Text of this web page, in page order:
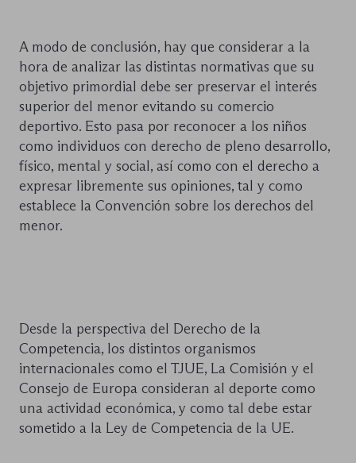
A modo de conclusión, hay que considerar a la
hora de analizar las distintas normativas que su
objetivo primordial debe ser preservar el interés
superior del menor evitando su comercio
deportivo. Esto pasa por reconocer a los niños
como individuos con derecho de pleno desarrollo,
físico, mental y social, así como con el derecho a
expresar libremente sus opiniones, tal y como
establece la Convención sobre los derechos del
menor.
Desde la perspectiva del Derecho de la
Competencia, los distintos organismos
internacionales como el TJUE, La Comisión y el
Consejo de Europa consideran al deporte como
una actividad económica, y como tal debe estar
sometido a la Ley de Competencia de la UE.